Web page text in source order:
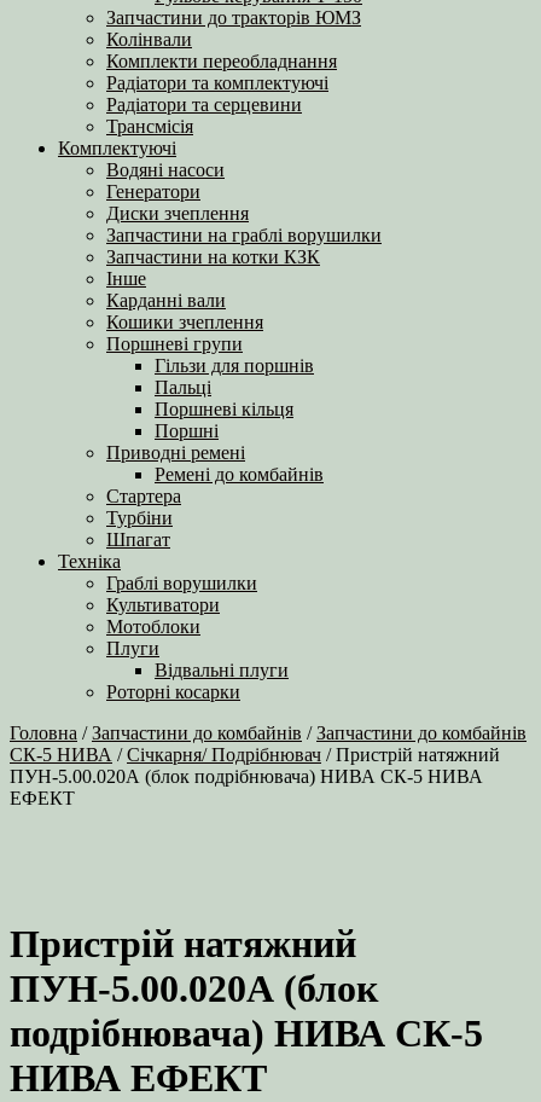
Запчастини до тракторів ЮМЗ
Колінвали
Комплекти переобладнання
Радіатори та комплектуючі
Радіатори та серцевини
Трансмісія
Комплектуючі
Водяні насоси
Генератори
Диски зчеплення
Запчастини на граблі ворушилки
Запчастини на котки КЗК
Інше
Карданні вали
Кошики зчеплення
Поршневі групи
Гільзи для поршнів
Пальці
Поршневі кільця
Поршні
Приводні ремені
Ремені до комбайнів
Стартера
Турбіни
Шпагат
Техніка
Граблі ворушилки
Культиватори
Мотоблоки
Плуги
Відвальні плуги
Роторні косарки
Головна /Запчастини до комбайнів /Запчастини до комбайнів
СК-5 НИВА /Січкарня/ Подрібнювач / Пристрій натяжний
ПУН-5.00.020А (блок подрібнювача) НИВА СК-5 НИВА
ЕФЕКТ
Пристрій натяжний
ПУН-5.00.020А (блок
подрібнювача) НИВА СК-5
НИВА ЕФЕКТ